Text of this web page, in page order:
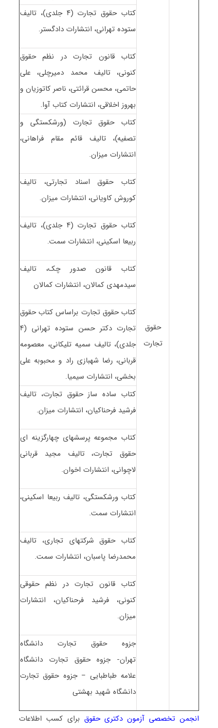
حقوق
تجارت
کتاب حقوق تجارت (۴ جلدی)، تالیف
ستوده تهرانی، انتشارات دادگستر.
کتاب قانون تجارت در نظم حقوق
کنونی، تالیف محمد دمیرچلی، علی
حاتمی، محسن قرائتی، ناصر کاتوزیان و
بهروز اخلاقی، انتشارات کتاب آوا.
کتاب حقوق تجارت (ورشکستگی و
تصفیه)، تالیف قائم مقام فراهانی،
انتشارات میزان.
کتاب حقوق اسناد تجارتی، تالیف
کوروش کاویانی، انتشارات میزان.
کتاب حقوق تجارت (۴ جلدی)، تالیف
ربیعا اسکینی، انتشارات سمت.
کتاب قانون صدور چک، تالیف
سیدمهدی کمالان، انتشارات کمالان
کتاب حقوق تجارت براساس کتاب حقوق
تجارت دکتر حسن ستوده تهرانی (۴
جلدی)، تالیف سمیه تلیکانی، معصومه
قربانی، رضا شهبازی راد و محبوبه علی
بخشی، انتشارات سیمیا.
کتاب ساده ساز حقوق تجارت، تالیف
فرشید فرحناکیان، انتشارات میزان.
کتاب مجموعه پرسشهای چهارگزینه ای
حقوق تجارت، تالیف مجید قربانی
لاچوانی، انتشارات اخوان.
کتاب ورشکستگی، تالیف ربیعا اسکینی،
انتشارات سمت.
کتاب حقوق شرکتهای تجاری، تالیف
محمدرضا پاسبان، انتشارات سمت.
کتاب قانون تجارت در نظم حقوقی
کنونی، فرشید فرحناکیان، انتشارات
میزان.
جزوه حقوق تجارت دانشگاه
تهران- جزوه حقوق تجارت دانشگاه
علامه طباطبایی – جزوه حقوق تجارت
دانشگاه شهید بهشتی
انجمن تخصصی آزمون دکتری حقوق برای کسب اطلاعات